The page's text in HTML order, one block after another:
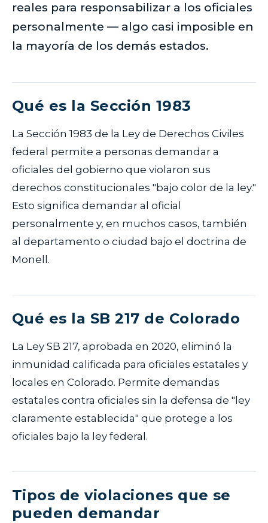
reales para responsabilizar a los oficiales
personalmente — algo casi imposible en
la mayoría de los demás estados.
Qué es la Sección 1983
La Sección 1983 de la Ley de Derechos Civiles
federal permite a personas demandar a
oficiales del gobierno que violaron sus
derechos constitucionales "bajo color de la ley."
Esto significa demandar al oficial
personalmente y, en muchos casos, también
al departamento o ciudad bajo el doctrina de
Monell.
Qué es la SB 217 de Colorado
La Ley SB 217, aprobada en 2020, eliminó la
inmunidad calificada para oficiales estatales y
locales en Colorado. Permite demandas
estatales contra oficiales sin la defensa de "ley
claramente establecida" que protege a los
oficiales bajo la ley federal.
Tipos de violaciones que se
pueden demandar